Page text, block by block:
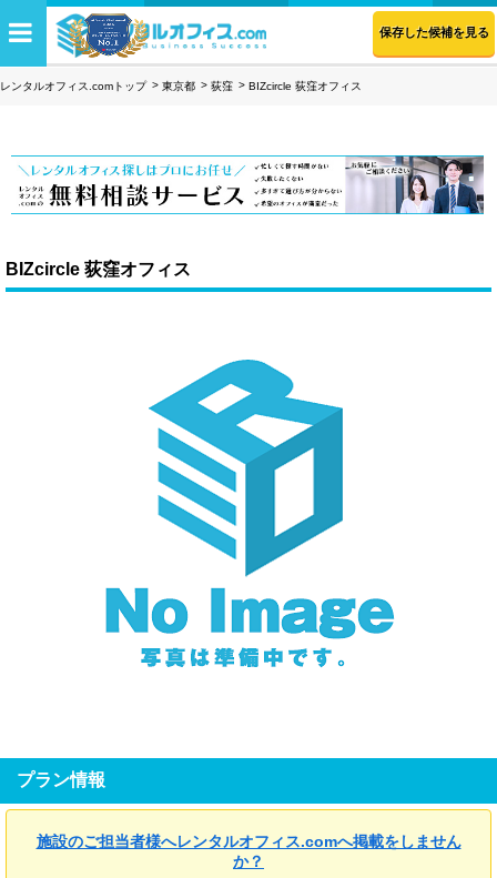
保存した候補を見る
レンタルオフィス.comトップ 東京都 荻窪 BIZcircle 荻窪オフィス
BIZcircle 荻窪オフィス
プラン情報
施設のご担当者様へレンタルオフィス.comへ掲載をしません
か？